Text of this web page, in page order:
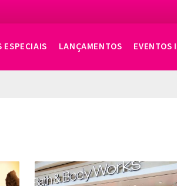
ESPECIAIS LANÇAMENTOS EVENTOS